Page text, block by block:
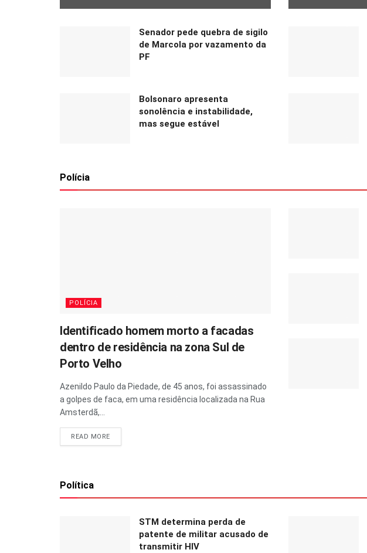
Senador pede quebra de sigilo
de Marcola por vazamento da
PF
Bolsonaro apresenta
sonolência e instabilidade,
mas segue estável
Polícia
POLÍCIA
Identificado homem morto a facadas
dentro de residência na zona Sul de
Porto Velho
Azenildo Paulo da Piedade, de 45 anos, foi assassinado
a golpes de faca, em uma residência localizada na Rua
Amsterdã,...
READ MORE
Política
STM determina perda de
patente de militar acusado de
transmitir HIV